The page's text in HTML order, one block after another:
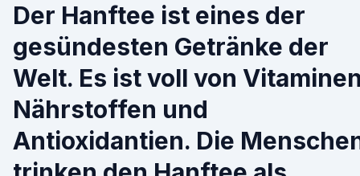
Der Hanftee ist eines der
gesündesten Getränke der
Welt. Es ist voll von
Nährstoffen und
Antioxidantien. Die